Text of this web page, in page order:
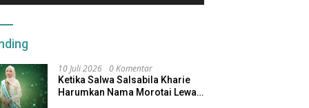
10 Juli 2026 0 Komentar
Ketika Salwa Salsabila Kharie
Harumkan Nama Morotai Lewat